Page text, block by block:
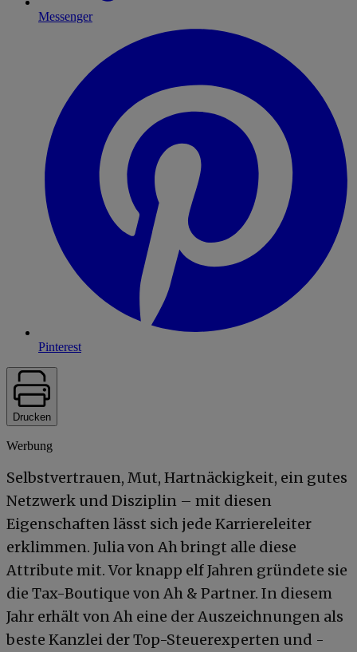
Messenger
Pinterest
Drucken
Werbung
Selbstvertrauen, Mut, Hartnäckigkeit, ein gutes
Netzwerk und Disziplin – mit diesen
Eigenschaften lässt sich jede Karriereleiter
erklimmen. Julia von Ah bringt alle diese
Attribute mit. Vor knapp elf Jahren gründete sie
die Tax-Boutique von Ah & Partner. In diesem
Jahr erhält von Ah eine der Auszeichnungen als
beste Kanzlei der Top-Steuerexperten und -